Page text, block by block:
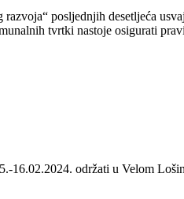
posljednjih desetljeća
tvrtki nastoje osigurati
16.02.2024. održati u Velom